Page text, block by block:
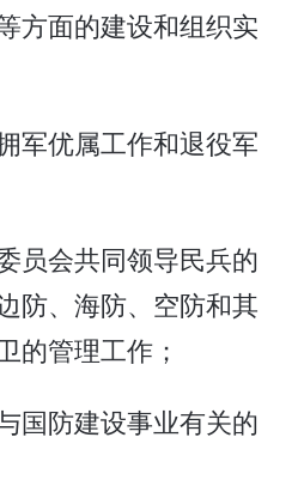
方面的建设和组织实
军优属工作和退役军
员会共同领导民兵的
防、海防、空防和其
的管理工作；
国防建设事业有关的